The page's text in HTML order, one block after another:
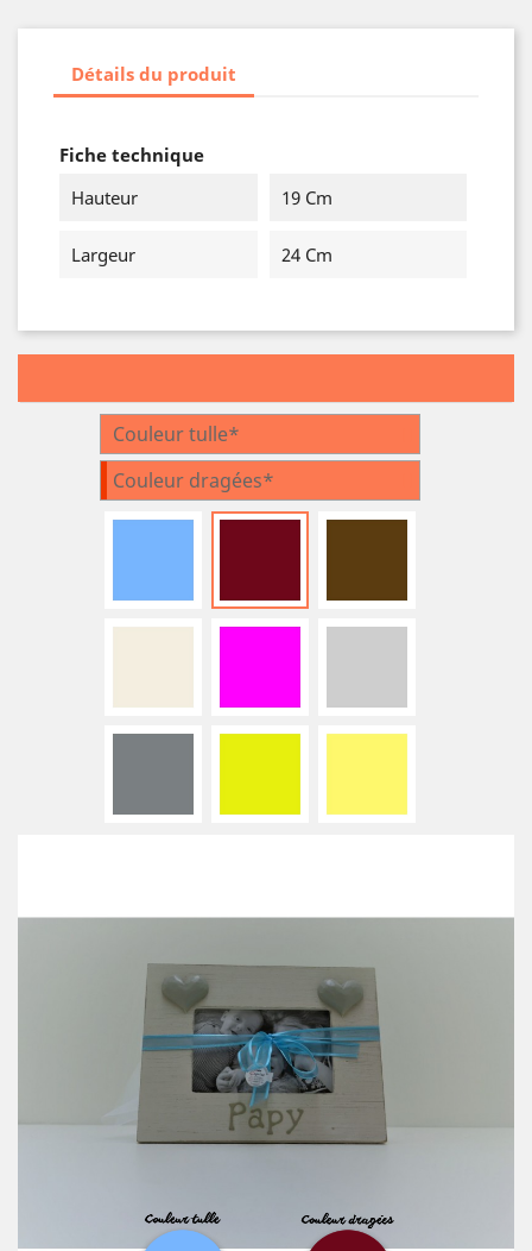
Détails du produit
Fiche technique
Hauteur
19 Cm
Largeur 24 Cm
Couleur tulle*
Couleur dragées*